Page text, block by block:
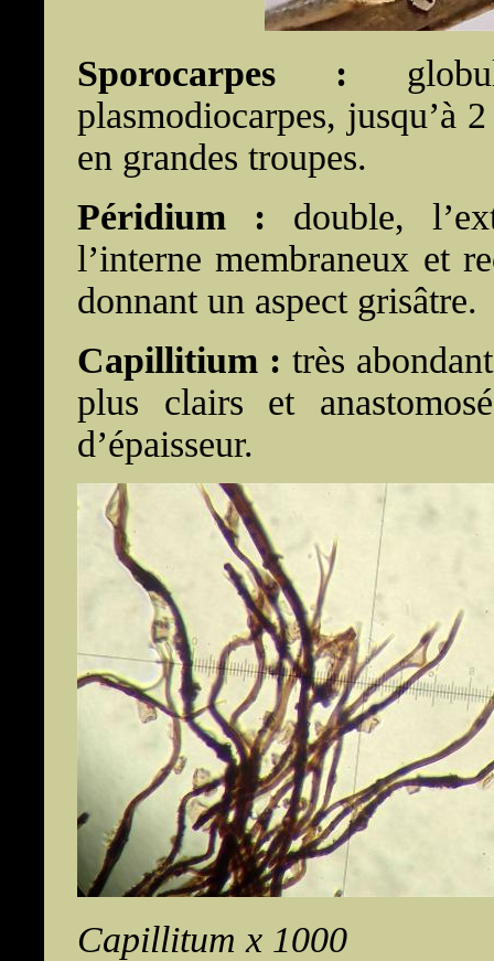
Sporocarpes :
plasmodiocarpes, jusqu’à
en grandes troupes.
Péridium : double,
l’interne membraneux et
donnant un aspect grisâtre.
Capillitium : très
plus clairs et
d’épaisseur.
Capillitum x 1000